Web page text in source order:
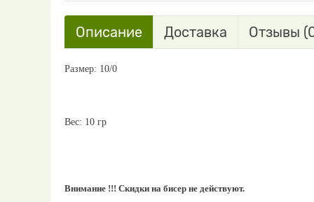
Описание Доставка Отзывы
Размер: 10/0
Вес: 10 гр
Внимание !!! Скидки на бисер не действуют.